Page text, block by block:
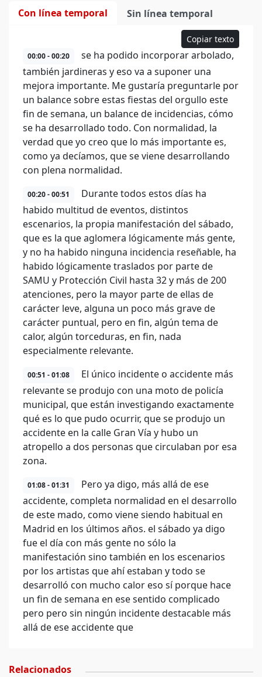
Con línea temporal Sin línea temporal
Copiar texto
00:00 - 00:20
se ha podido incorporar arbolado,
también jardineras y eso va a suponer una
mejora importante. Me gustaría preguntarle por
un balance sobre estas fiestas del orgullo este
fin de semana, un balance de incidencias, cómo
se ha desarrollado todo. Con normalidad, la
verdad que yo creo que lo más importante es,
como ya decíamos, que se viene desarrollando
con plena normalidad.
00:20 - 00:51
Durante todos estos días ha
habido multitud de eventos, distintos
escenarios, la propia manifestación del sábado,
que es la que aglomera lógicamente más gente,
y no ha habido ninguna incidencia reseñable, ha
habido lógicamente traslados por parte de
SAMU y Protección Civil hasta 32 y más de 200
atenciones, pero la mayor parte de ellas de
carácter leve, alguna un poco más grave de
carácter puntual, pero en fin, algún tema de
calor, algún torceduras, en fin, nada
especialmente relevante.
00:51 - 01:08
El único incidente o accidente más
relevante se produjo con una moto de policía
municipal, que están investigando exactamente
qué es lo que pudo ocurrir, que se produjo un
accidente en la calle Gran Vía y hubo un
atropello a dos personas que circulaban por esa
zona.
01:08 - 01:31
Pero ya digo, más allá de ese
accidente, completa normalidad en el desarrollo
de este mado, como viene siendo habitual en
Madrid en los últimos años. el sábado ya digo
fue el día con más gente no sólo la
manifestación sino también en los escenarios
por los artistas que ahí estaban y todo se
desarrolló con mucho calor eso sí porque hace
un fin de semana en ese sentido complicado
pero pero sin ningún incidente destacable más
allá de ese accidente que
Relacionados